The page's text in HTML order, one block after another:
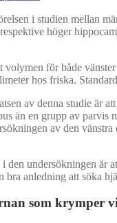
i studien mellan
höger
volymen för både
hos friska.
av denna studie är
än en grupp av
av den
den undersökningen är
bra anledning att söka
som krymper